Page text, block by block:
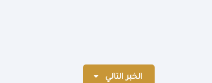
الخبر التالي